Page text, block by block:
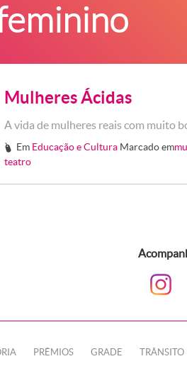
Mulheres Ácidas
A vida de mulheres reais com muito
# Em Educação e Cultura Marcado em
teatro
PRÊMIOS GRADE TRÂNSITO